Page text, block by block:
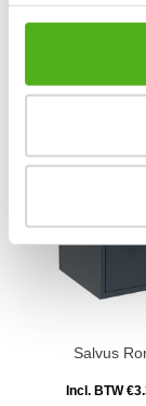
Salvus
Salvus
Incl. BTW